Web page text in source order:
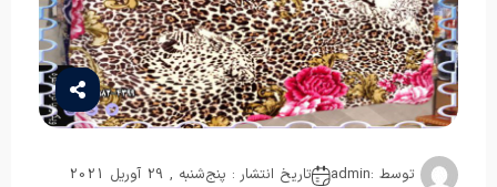
توسط :admin
تاریخ انتشار : پنج‌شنبه , 29 آوریل 2021